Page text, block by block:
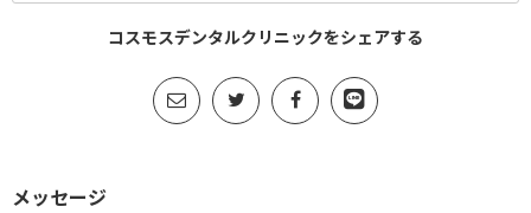
コスモスデンタルクリニックをシェアする
メッセージ